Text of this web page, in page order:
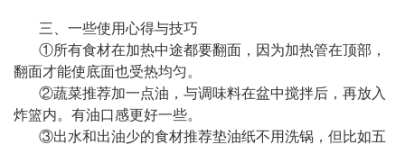
三、一些使用心得与技巧
①所有食材在加热中途都要翻面，因为加热管在顶部，
翻面才能使底面也受热均匀。
②蔬菜推荐加一点油，与调味料在盆中搅拌后，再放入
炸篮内。有油口感更好一些。
③出水和出油少的食材推荐垫油纸不用洗锅，但比如五